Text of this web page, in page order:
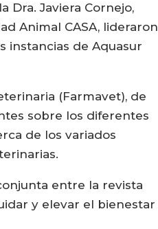
Dra. Javiera Cornejo,
Animal CASA, lideraron
instancias de Aquasur
(Farmavet), de
sobre los diferentes
de los variados
entre la revista
y elevar el bienestar